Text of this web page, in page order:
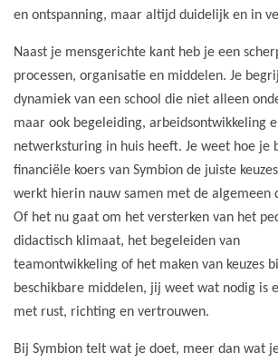
en ontspanning, maar altijd duidelijk en in
Naast je mensgerichte kant heb je een
processen, organisatie en middelen. Je
dynamiek van een school die niet alleen
maar ook begeleiding, arbeidsontwikkeling
netwerksturing in huis heeft. Je weet hoe je
financiële koers van Symbion de juiste
werkt hierin nauw samen met de algemeen
Of het nu gaat om het versterken van het
didactisch klimaat, het begeleiden van
teamontwikkeling of het maken van keuzes
beschikbare middelen, jij weet wat nodig is
met rust, richting en vertrouwen.
Bij Symbion telt wat je doet, meer dan wat